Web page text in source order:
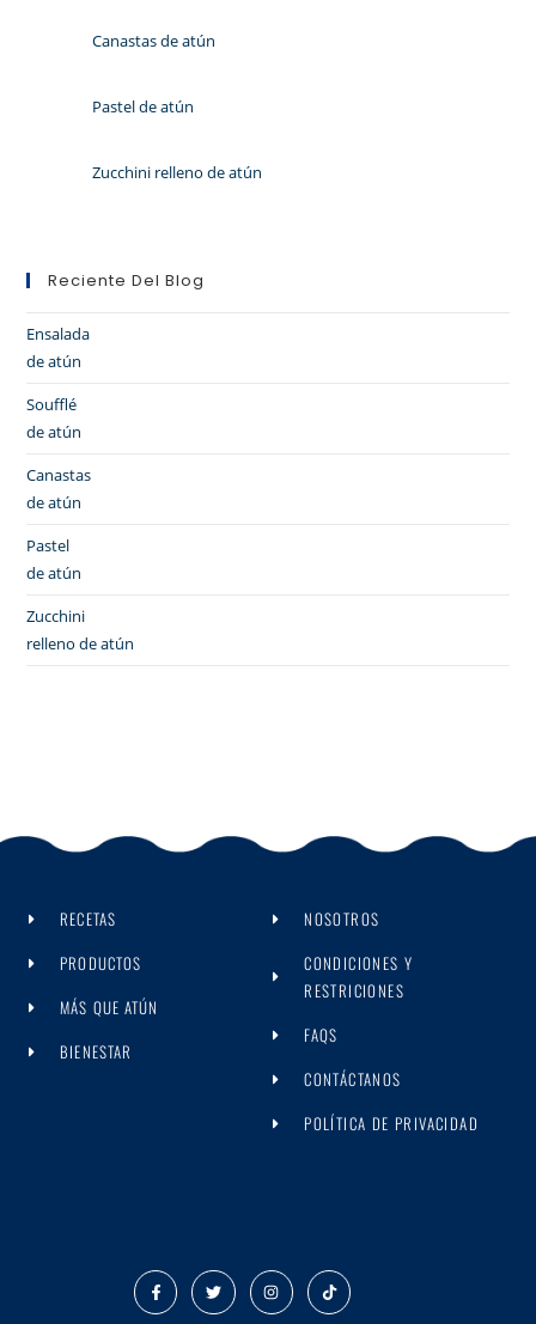
Canastas de atún
Pastel de atún
Zucchini relleno de atún
Reciente Del Blog
Ensalada
de atún
Soufflé
de atún
Canastas
de atún
Pastel
de atún
Zucchini
relleno de atún
RECETAS
PRODUCTOS
MÁS QUE ATÚN
BIENESTAR
NOSOTROS
CONDICIONES Y
RESTRICIONES
FAQS
CONTÁCTANOS
POLÍTICA DE PRIVACIDAD